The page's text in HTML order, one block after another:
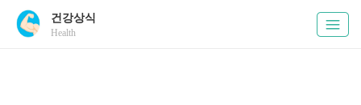
건강상식
Health